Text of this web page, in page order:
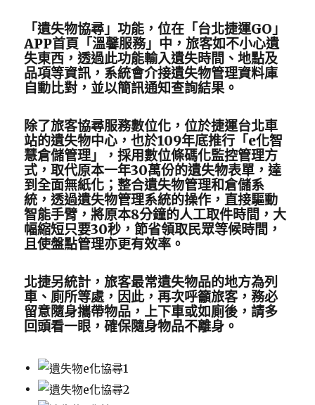
「遺失物協尋」功能，位在「台北捷運GO」
APP首頁「溫馨服務」中，旅客如不小心遺
失東西，透過此功能輸入遺失時間、地點及
品項等資訊，系統會介接遺失物管理資料庫
自動比對，並以簡訊通知查詢結果。
除了旅客協尋服務數位化，位於捷運台北車
站的遺失物中心，也於109年底推行「e化智
慧倉儲管理」，採用數位條碼化監控管理方
式，取代原本一年30萬份的遺失物表單，達
到全面無紙化；整合遺失物管理和倉儲系
統，透過遺失物管理系統的操作，直接驅動
智能手臂，將原本8分鐘的人工取件時間，大
幅縮短只要30秒，節省領取民眾等候時間，
且使盤點管理亦更有效率。
北捷另統計，旅客最常遺失物品的地方為列
車、廁所等處，因此，再次呼籲旅客，務必
留意隨身攜帶物品，上下車或如廁後，請多
回頭看一眼，確保隨身物品不離身。